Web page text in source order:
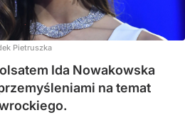
Pietruszka
Ida Nowakowska
na temat